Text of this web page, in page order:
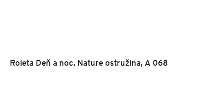
Roleta Deň a noc, Nature ostružina, A 068